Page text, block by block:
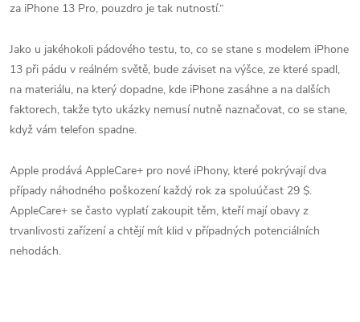
za iPhone 13 Pro, pouzdro je tak nutností.“
Jako u jakéhokoli pádového testu, to, co se stane s modelem iPhone
13‌ při pádu v reálném světě, bude záviset na výšce, ze které spadl,
na materiálu, na který dopadne, kde iPhone zasáhne a na dalších
faktorech, takže tyto ukázky nemusí nutně naznačovat, co se stane,
když vám telefon spadne.
Apple prodává AppleCare+ pro nové iPhony, které pokrývají dva
případy náhodného poškození každý rok za spoluúčast 29 $.
‌AppleCare‌+ se často vyplatí zakoupit těm, kteří mají obavy z
trvanlivosti zařízení a chtějí mít klid v případných potenciálních
nehodách.